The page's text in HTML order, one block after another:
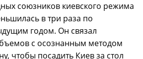
союзников киевского режима
в три раза по
годом. Он связал
с осознанным методом
чтобы посадить Киев за стол